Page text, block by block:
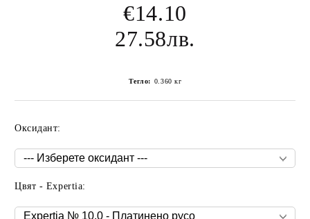
€14.10
27.58лв.
Тегло: 0.360 кг
Оксидант:
Цвят - Expertia: